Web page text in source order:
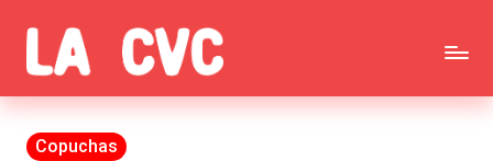
Saltar
al
contenido
C
o
Todas
las
Publicada
Copuchas